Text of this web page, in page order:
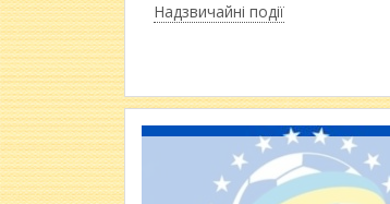
Надзвичайні події